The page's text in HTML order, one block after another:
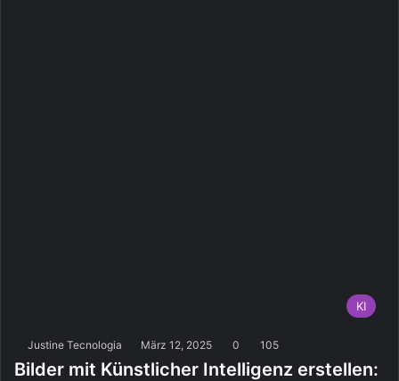
KI
Justine Tecnologia März 12, 2025 0 105
Bilder mit Künstlicher Intelligenz erstellen: